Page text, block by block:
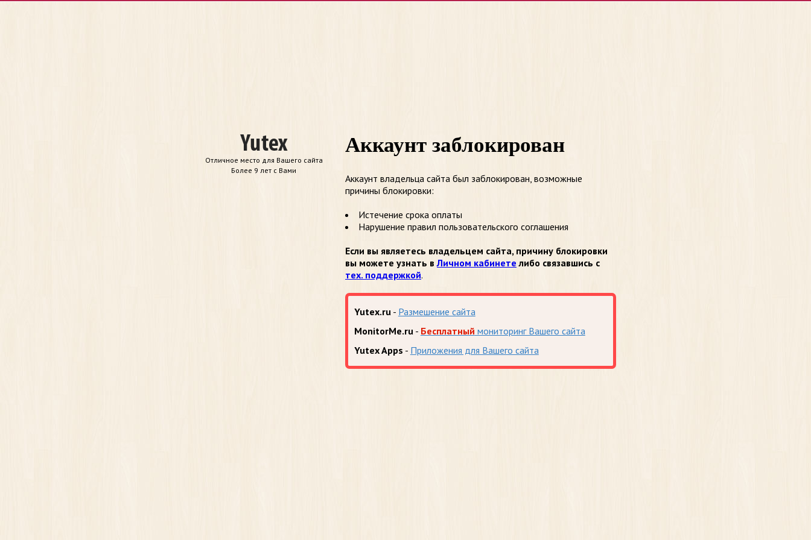
Отличное место для Вашего сайта
Более 9 лет с Вами
Аккаунт заблокирован
Аккаунт владельца сайта был заблокирован, возможные
причины блокировки:
Истечение срока оплаты
Нарушение правил пользовательского соглашения
Если вы являетесь владельцем сайта, причину блокировки
вы можете узнать вЛичном кабинете либо связавшись с
тех. поддержкой.
Yutex.ru - Размешение сайта
MonitorMe.ru - Бесплатный мониторинг Вашего сайта
Yutex Apps - Приложения для Вашего сайта